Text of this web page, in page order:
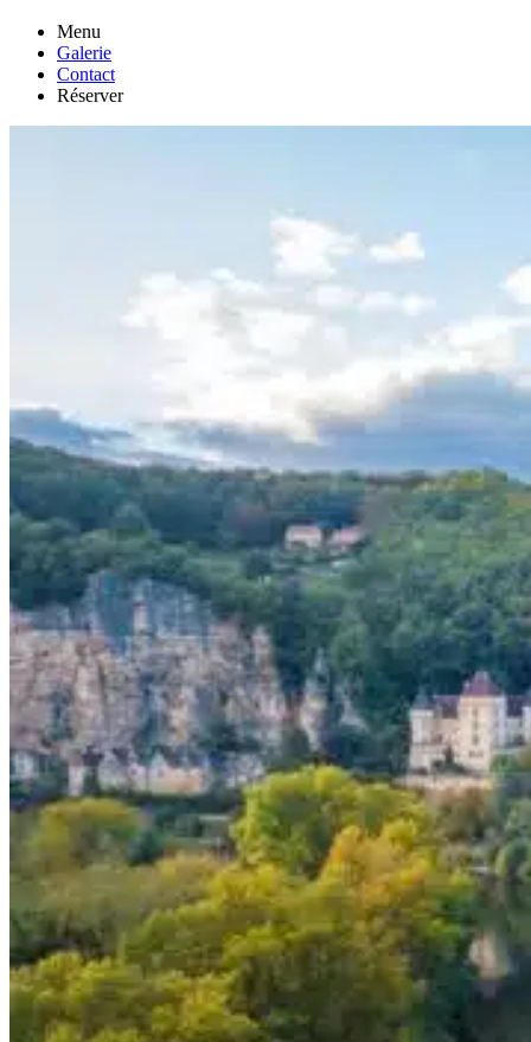
Menu
Galerie
Contact
Réserver